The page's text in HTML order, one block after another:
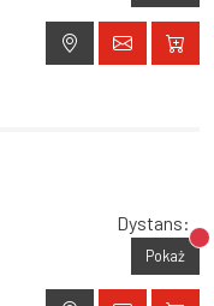
Dystans:
Pokaż